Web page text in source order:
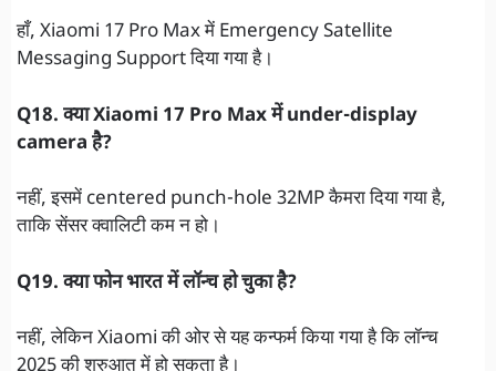
हाँ, Xiaomi 17 Pro Max में Emergency Satellite
Messaging Support दिया गया है।
Q18. क्या Xiaomi 17 Pro Max में under-display
camera है?
नहीं, इसमें centered punch-hole 32MP कैमरा दिया गया है,
ताकि सेंसर क्वालिटी कम न हो।
Q19. क्या फोन भारत में लॉन्च हो चुका है?
नहीं, लेकिन Xiaomi की ओर से यह कन्फर्म किया गया है कि लॉन्च